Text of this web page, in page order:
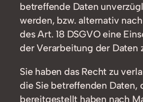
betreffende Daten
werden, bzw. alternativ
des Art. 18 DSGVO eine
der Verarbeitung der Daten
Sie haben das Recht zu
die Sie betreffenden Daten,
bereitgestellt haben nach